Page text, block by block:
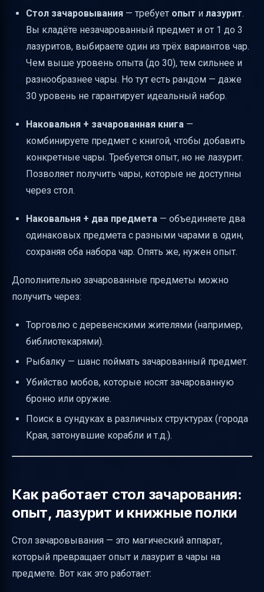
Стол зачаровывания — требует опыт и лазурит.
Вы кладёте незачарованный предмет и от 1 до 3
лазуритов, выбираете один из трёх вариантов чар.
Чем выше уровень опыта (до 30), тем сильнее и
разнообразнее чары. Но тут есть рандом — даже
30 уровень не гарантирует идеальный набор.
Наковальня + зачарованная книга —
комбинируете предмет с книгой, чтобы добавить
конкретные чары. Требуется опыт, но не лазурит.
Позволяет получить чары, которые не доступны
через стол.
Наковальня + два предмета — объединяете два
одинаковых предмета с разными чарами в один,
сохраняя оба набора чар. Опять же, нужен опыт.
Дополнительно зачарованные предметы можно
получить через:
Торговлю с деревенскими жителями (например,
библиотекарями).
Рыбалку — шанс поймать зачарованный предмет.
Убийство мобов, которые носят зачарованную
броню или оружие.
Поиск в сундуках в различных структурах (города
Края, затонувшие корабли и т.д.).
Как работает стол зачарования:
опыт, лазурит и книжные полки
Стол зачаровывания — это магический аппарат,
который превращает опыт и лазурит в чары на
предмете. Вот как это работает: